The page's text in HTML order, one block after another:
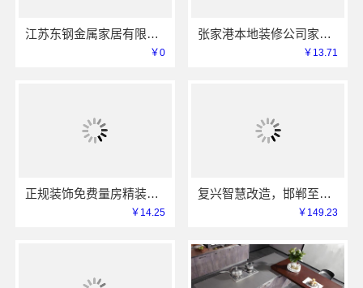
江苏东钢金属家居有限公司厨餐厅新中式装饰工程解析
￥0
张家港本地装修公司家装费用-兔哥哥智装一站式全包
￥13.71
正规装饰免费量房精装就选浙江臻美新型建材有限公司
￥14.25
复兴智慧改造，邯郸至臻全宅新材料有限公司高分子技术重塑居住空间
￥149.23